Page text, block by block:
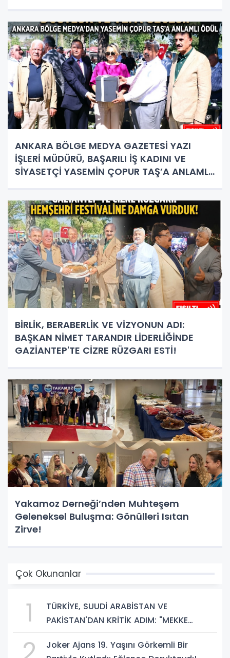
ANKARA BÖLGE MEDYA GAZETESİ YAZI
İŞLERİ MÜDÜRÜ, BAŞARILI İŞ KADINI VE
SİYASETÇİ YASEMİN ÇOPUR TAŞ’A ANLAMLI
BİRLİK, BERABERLİK VE VİZYONUN ADI:
BAŞKAN NİMET TARANDIR LİDERLİĞİNDE
GAZİANTEP'TE CİZRE RÜZGARI ESTİ!
Yakamoz Derneği’nden Muhteşem
Geleneksel Buluşma: Gönülleri Isıtan
Zirve!
Çok Okunanlar
1
TÜRKİYE, SUUDİ ARABİSTAN VE
PAKİSTAN'DAN KRİTİK ADIM: "MEKKE
Joker Ajans 19. Yaşını Görkemli Bir